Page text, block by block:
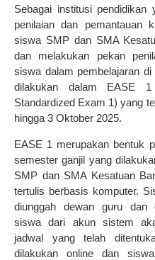
Sebagai institusi pendidikan
penilaian dan pemantauan
siswa SMP dan SMA
dan melakukan pekan
siswa dalam pembelajaran
dilakukan dalam EASE 1
Standardized Exam 1) yang
hingga 3 Oktober 2025.
EASE 1 merupakan bentuk
semester ganjil yang
SMP dan SMA Kesatuan
tertulis berbasis komputer.
diunggah dewan guru dan
siswa dari akun sistem
jadwal yang telah
dilakukan online dan